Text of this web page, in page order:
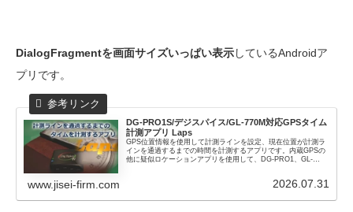
DialogFragmentを画面サイズいっぱい表示しているAndroidア
プリです。
DG-PRO1S/デジスパイス/GL-770M対応GPSタイム
計測アプリ Laps
GPS位置情報を使用して計測ラインを設定、現在位置が計測ラ
インを通過するまでの時間を計測するアプリです。内蔵GPSの
他に疑似ロケーションアプリを使用して、DG-PRO1、GL-
www.jisei-firm.com 2026.07.31